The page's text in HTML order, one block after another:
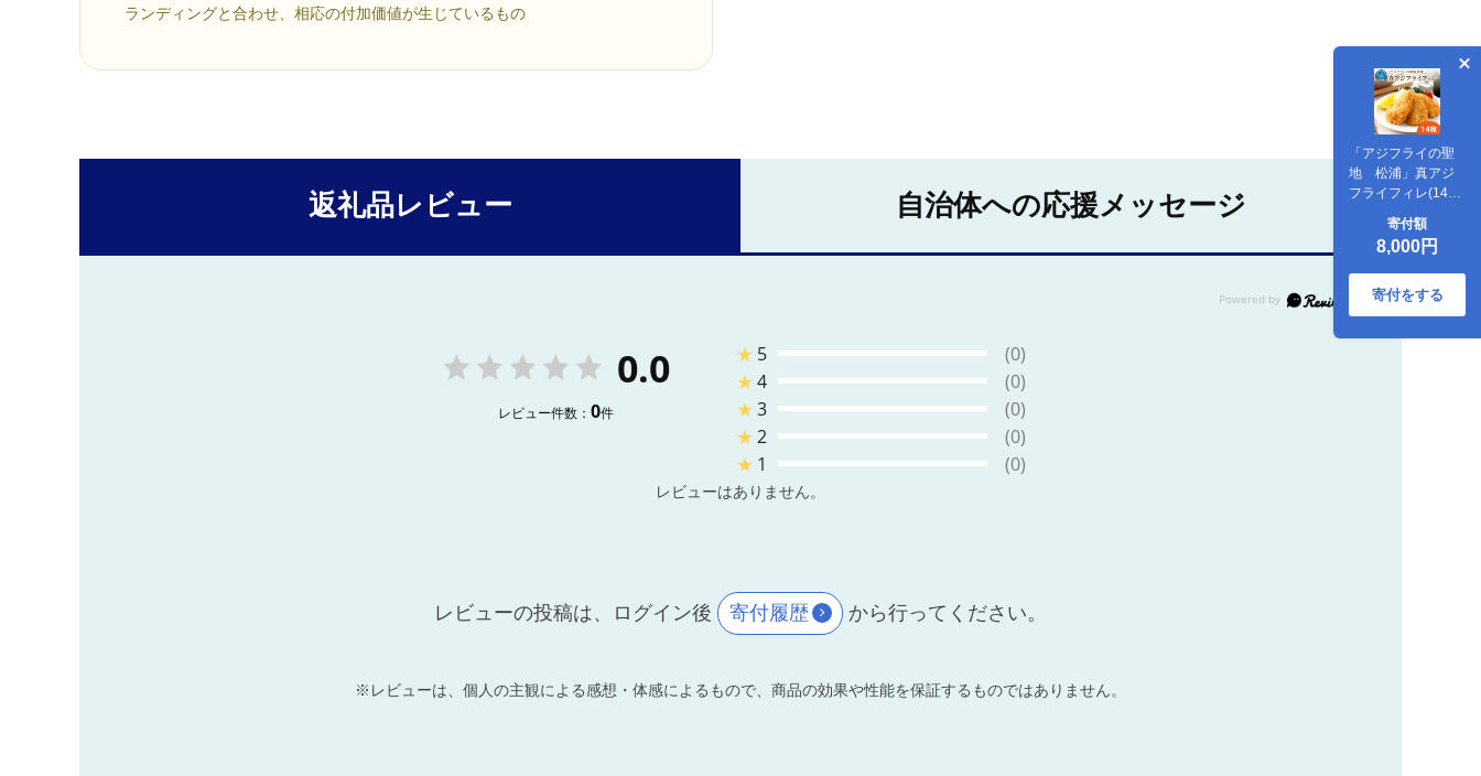
ランディングと合わせ、相応の付加価値が生じているもの
「アジフライの聖
地 松浦」真アジ
フライフィレ(14
イ 海鮮 アジフライ
おつまみ 鯵 あじ お
惣菜 時短料理 )
【A8-045】
寄付額
8,000円
寄付をする
返礼品レビュー 自治体への応援メッセージ
0.0
レビュー件数： 0件
★ 5
(0)
★4
(0)
★3
(0)
★2
(0)
★ 1 (0)
レビューはありません。
レビューの投稿は、ログイン後 寄付履歴 から行ってください。
※レビューは、個人の主観による感想・体感によるもので、商品の効果や性能を保証するものではありません。